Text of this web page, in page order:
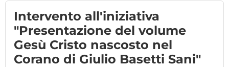
Intervento all'iniziativa
"Presentazione del volume
Gesù Cristo nascosto nel
Corano di Giulio Basetti Sani"